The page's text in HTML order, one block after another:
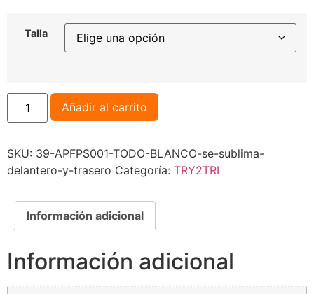
Talla
Añadir al carrito
SKU: 39-APFPS001-TODO-BLANCO-se-sublima-
delantero-y-trasero Categoría: TRY2TRI
Información adicional
Información adicional